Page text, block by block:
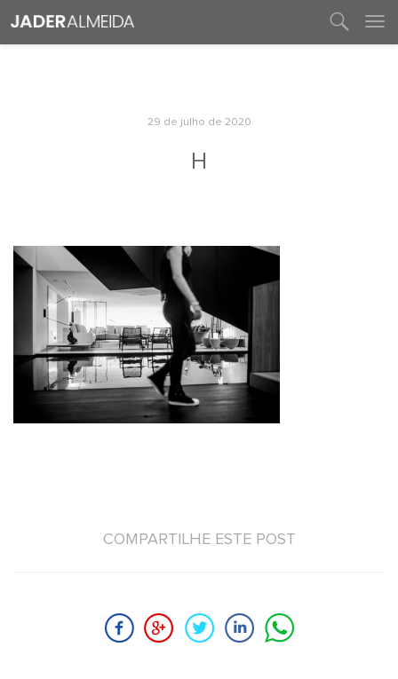
29 de julho de 2020
H
COMPARTILHE ESTE POST